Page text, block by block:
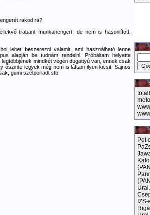
rakod rá?
trabant munkahengert, de nem is hasonlított.
lehet beszerezni valamit, ami használható lenne
alapján be tudnám rendelni. Próbáltam helyette
mindkét végén dugattyú van, ennek csak
őszinte legyek még nem is láttam ilyen kicsit. Sajnos
gumi szétporladt stb.
Pet